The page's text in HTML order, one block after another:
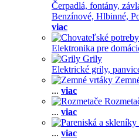
Čerpadlá, fontány,
Benzínové, Hlbinné,
viac
Elektronika pre
Grily
Elektrické grily,
... viac
... viac
... viac